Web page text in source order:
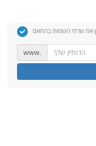
את שרתי השמות בהתאם
www.